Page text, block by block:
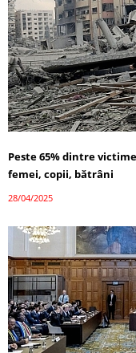
Peste 65% dintre
femei, copii, bătrâni
28/04/2025